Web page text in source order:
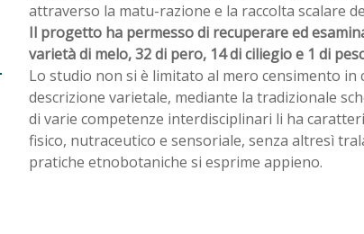
attraverso la matu-razione e la raccolta scalare
Il progetto ha permesso di recuperare ed
varietà di melo, 32 di pero, 14 di ciliegio e 1 di
Lo studio non si è limitato al mero censimento
descrizione varietale, mediante la tradizionale
di varie competenze interdisciplinari li ha
fisico, nutraceutico e sensoriale, senza altresì
pratiche etnobotaniche si esprime appieno.